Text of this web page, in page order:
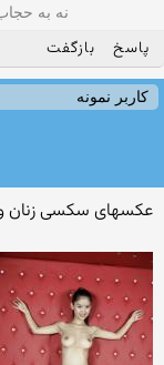
نه به
پاسخ بازگفت
کاربر نمونه
عکسهای سکسی زنان